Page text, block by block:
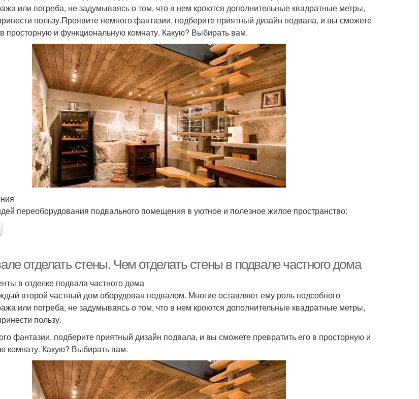
или погреба, не задумываясь о том, что в нем кроются дополнительные квадратные метры,
пользу.Проявите немного фантазии, подберите приятный дизайн подвала, и вы сможете
в просторную и функциональную комнату. Какую? Выбирать вам.
переоборудования подвального помещения в уютное и полезное жилое пространство:
отделать стены. Чем отделать стены в подвале частного дома
в отделке подвала частного дома
второй частный дом оборудован подвалом. Многие оставляют ему роль подсобного
или погреба, не задумываясь о том, что в нем кроются дополнительные квадратные метры,
пользу.
фантазии, подберите приятный дизайн подвала, и вы сможете превратить его в просторную и
комнату. Какую? Выбирать вам.